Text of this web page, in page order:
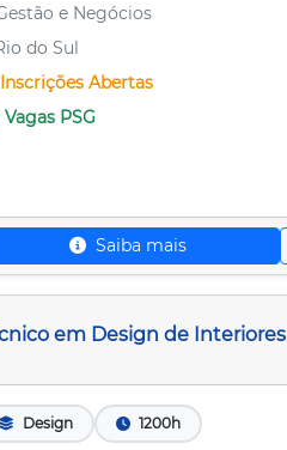
e Negócios
do Sul
InscriçõesAbertas
Vagas PSG
Saiba mais
em Design de Interiores
Design 1200h